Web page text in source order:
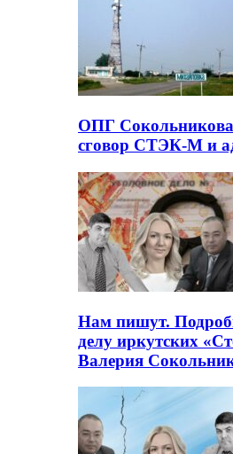
ОПГ
сговор СТЭК-М и
Нам пишут.
делу иркутских
Валерия